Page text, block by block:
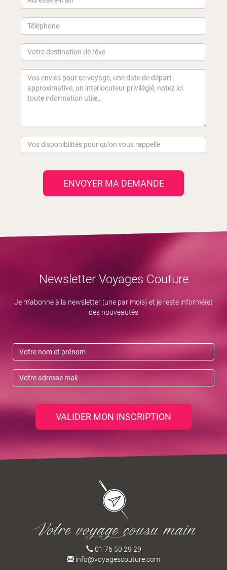
VOYAGE D'UN MINEUR
public.fr/particuliers/vosdroits/F15392
MÉDICAMENTS
ENVOYER MA DEMANDE
Newsletter Voyages Couture
Je m’abonne à la newsletter (une par mois) et je reste informé(e)
des nouveautés
VALIDER MON INSCRIPTION
01 76 50 29 29
info@voyagescouture.com